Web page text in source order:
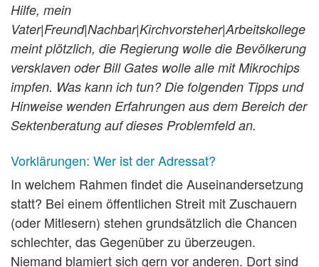
Hilfe, mein
Vater|Freund|Nachbar|Kirchvorsteher|Arbeitskollege
meint plötzlich, die Regierung wolle die Bevölkerung
versklaven oder Bill Gates wolle alle mit Mikrochips
impfen. Was kann ich tun? Die folgenden Tipps und
Hinweise wenden Erfahrungen aus dem Bereich der
Sektenberatung auf dieses Problemfeld an.
Vorklärungen: Wer ist der Adressat?
In welchem Rahmen findet die Auseinandersetzung
statt? Bei einem öffentlichen Streit mit Zuschauern
(oder Mitlesern) stehen grundsätzlich die Chancen
schlechter, das Gegenüber zu überzeugen.
Niemand blamiert sich gern vor anderen. Dort sind